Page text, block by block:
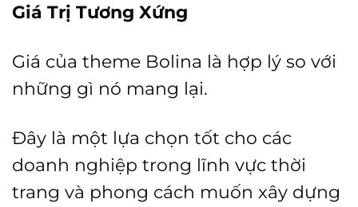
Giá Trị Tương Xứng
Giá của theme Bolina là hợp lý so với
những gì nó mang lại.
Đây là một lựa chọn tốt cho các
doanh nghiệp trong lĩnh vực thời
trang và phong cách muốn xây dựng